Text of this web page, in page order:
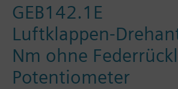
GEB142.1E
Luftklappen-
Nm ohne
Potentiometer